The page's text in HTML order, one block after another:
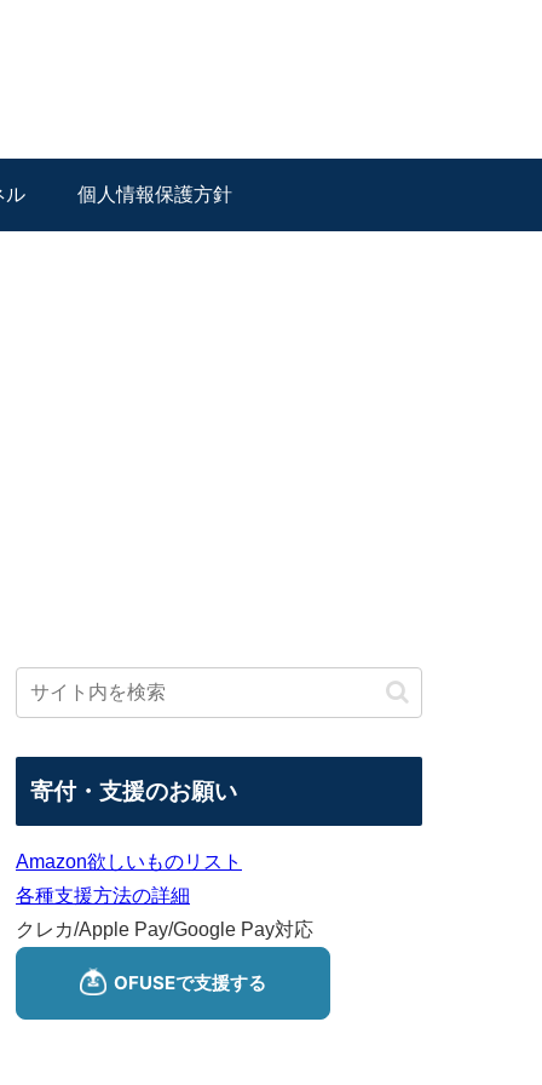
ル 個人情報保護方針
寄付・支援のお願い
Amazon欲しいものリスト
各種支援方法の詳細
クレカ/Apple Pay/Google Pay対応